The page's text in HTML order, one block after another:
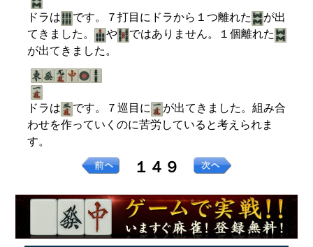
ドラは です。７打目にドラから１つ離れた
が出
てきました。
や
ではありません。１個離れた
が出てきました。
ドラは です。７巡目に
が出てきました。組み合
わせを作っていくのに苦労していると考えられま
す。
１４９